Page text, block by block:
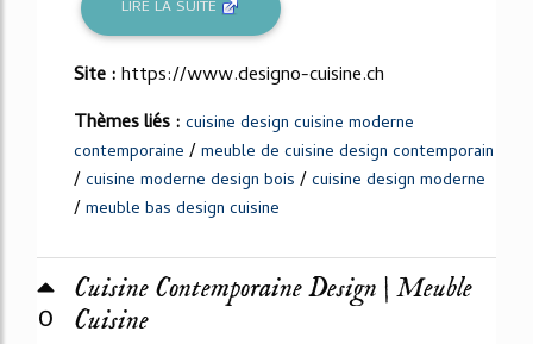
LIRE LA SUITE
Site :https://www.designo-cuisine.ch
Thèmes liés : cuisine design cuisine moderne
contemporaine /meuble de cuisine design contemporain
/cuisine moderne design bois /cuisine design moderne
/meuble bas design cuisine
0
Cuisine Contemporaine Design | Meuble
Cuisine